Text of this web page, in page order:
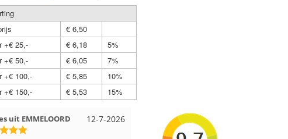
€ 6,50
+€ 25,-
€ 6,18
5%
+€ 50,-
€ 6,05
7%
+€ 100,-
€ 5,85
10%
+€ 150,-
€ 5,53 15%
12-7-2026
uit EMMELOORD Nell uit Beuningen